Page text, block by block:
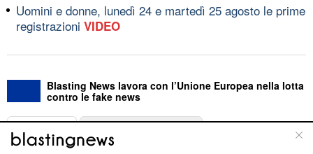
Uomini e donne, lunedì 24 e martedì 25 agosto le prime
registrazioni VIDEO
Blasting News lavora con l’Unione Europea nella lotta
contro le fake news
ABOUT